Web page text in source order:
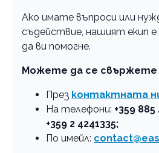
Ако имате въпроси или
съдействие, нашият екип е
да ви помогне.
Можете да се свържете
През контактната
На телефони: +359 885
+359 2 4241335;
По имейл: